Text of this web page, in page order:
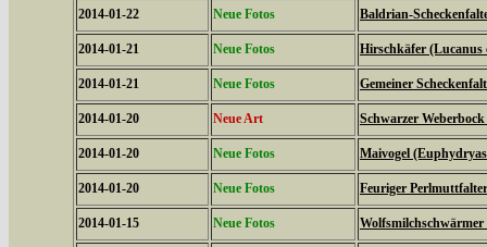
2014-01-22 Neue Fotos Baldrian-
2014-01-21 Neue Fotos Hirschkäfer (Lucanus
2014-01-21 Neue Fotos Gemeiner
2014-01-20 Neue Art Schwarzer
2014-01-20 Neue Fotos Maivogel
2014-01-20 Neue Fotos Feuriger
2014-01-15 Neue Fotos